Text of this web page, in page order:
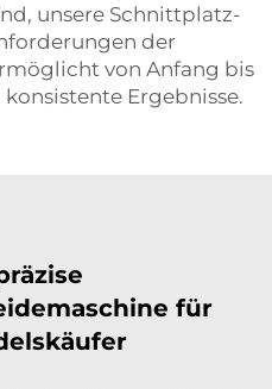
unsere Schnittplatz-
der
von Anfang bis
Ergebnisse.
für